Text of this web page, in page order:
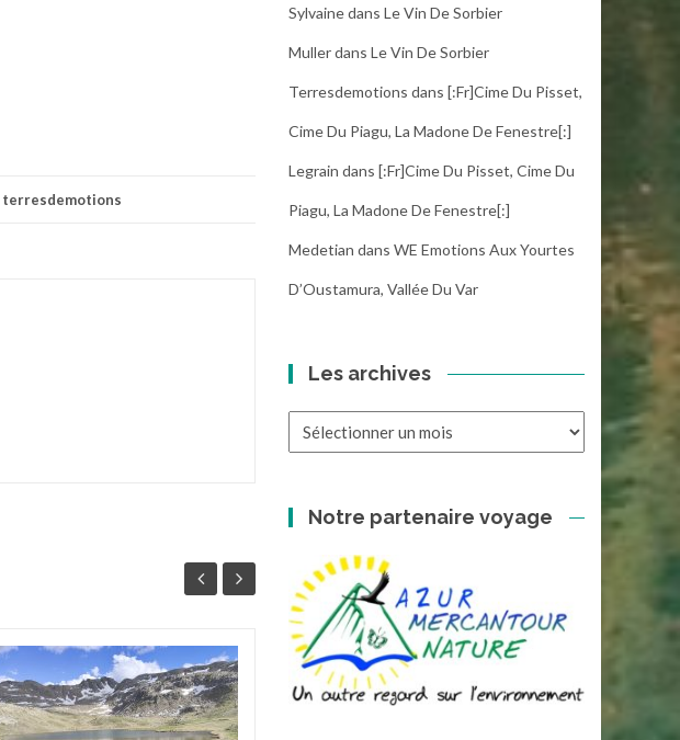
terresdemotions
06
Le miracle du Dôme
de Barrot : entre
Sylvainedans Le Vin De Sorbier
Mullerdans Le Vin De Sorbier
Terresdemotions dans [:fr]Cime Du Pisset,
Cime Du Piagu, La Madone De Fenestre[:]
Legrain dans [:fr]Cime Du Pisset, Cime Du
Piagu, La Madone De Fenestre[:]
Medetian dans WE Emotions Aux Yourtes
D’Oustamura, Vallée Du Var
Les archives
Notre partenaire voyage